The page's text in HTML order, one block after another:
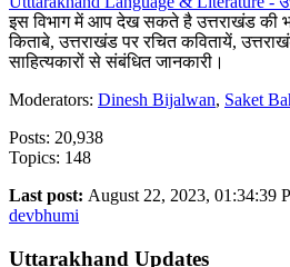
इस विभाग में आप देख सकते है उत्तराखंड की
किताबे, उत्तराखंड पर रचित कवितायें,
साहित्यकारों से संबंधित जानकारी।
Moderators: Dinesh Bijalwan, Saket
Posts: 20,938
Topics: 148
Last post: August 22, 2023, 01:34:39
devbhumi
Uttarakhand Updates